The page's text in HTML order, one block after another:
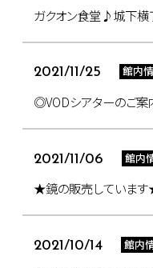
ガクオン食堂♪城下横
2021/11/25 館内
◎VODシアターのご
2021/11/06 館内
★鏡の販売していま
2021/10/14 館内